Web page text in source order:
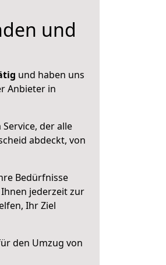
und
und haben uns
Anbieter in
der alle
abdeckt, von
Bedürfnisse
jederzeit zur
Ihr Ziel
den Umzug von